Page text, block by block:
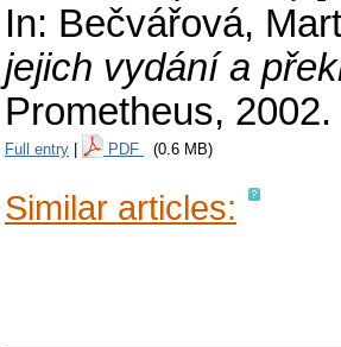
In: Bečvářová,
jejich vydání a
Prometheus,
Full entry PDF (0.6 MB)
Similar articles: